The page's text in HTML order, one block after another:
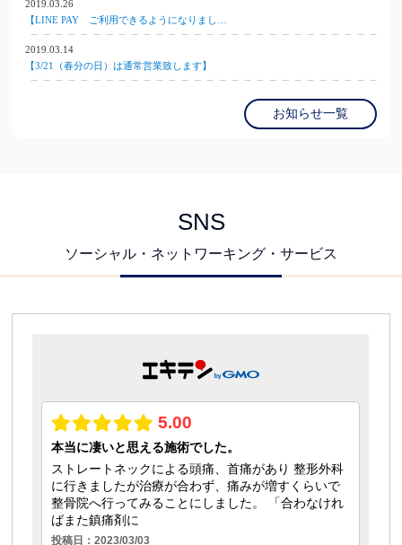
2019.03.26
【LINE PAY ご利用できるようになりまし…
2019.03.14
【3/21（春分の日）は通常営業致します】
お知らせ一覧
SNS
ソーシャル・ネットワーキング・サービス